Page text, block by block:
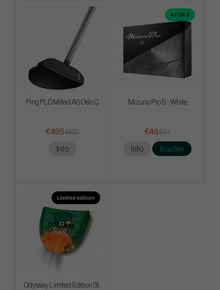
Ping PLD Milled AS Oslo C
€495€630
Info
4 FOR 3
Mizuno Pro S - White
€48€57
Info Kaufen
Limited edition
Odyssey Limited Edition St.